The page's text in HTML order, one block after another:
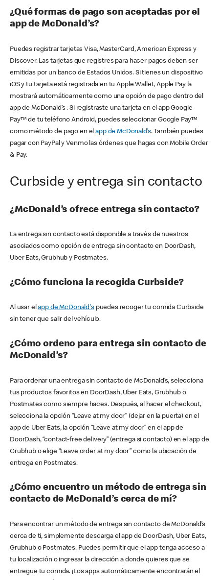
¿Qué formas de pago son aceptadas por el
app de McDonald’s?
Puedes registrar tarjetas Visa, MasterCard, American Express y
Discover. Las tarjetas que registres para hacer pagos deben ser
emitidas por un banco de Estados Unidos. Si tienes un dispositivo
iOS y tu tarjeta está registrada en tu Apple Wallet, Apple Pay la
mostrará automáticamente como una opción de pago dentro del
app de McDonald’s . Si registraste una tarjeta en el app Google
Pay™ de tu teléfono Android, puedes seleccionar Google Pay™
como método de pago en elapp de McDonald’s. También puedes
pagar con PayPal y Venmo las órdenes que hagas con Mobile Order
& Pay.
Curbside y entrega sin contacto
¿McDonald’s ofrece entrega sin contacto?
La entrega sin contacto está disponible a través de nuestros
asociados como opción de entrega sin contacto en DoorDash,
Uber Eats, Grubhub y Postmates.
¿Cómo funciona la recogida Curbside?
Al usar elapp de McDonald'spuedes recoger tu comida Curbside
sin tener que salir del vehículo.
¿Cómo ordeno para entrega sin contacto de
McDonald’s?
Para ordenar una entrega sin contacto de McDonald’s, selecciona
tus productos favoritos en DoorDash, Uber Eats, Grubhub o
Postmates como siempre haces. Después, al hacer el checkout,
selecciona la opción “Leave at my door” (dejar en la puerta) en el
app de Uber Eats, la opción “Leave at my door” en el app de
DoorDash, “contact-free delivery” (entrega si contacto) en el app de
Grubhub o elige “Leave order at my door” como la ubicación de
entrega en Postmates.
¿Cómo encuentro un método de entrega sin
contacto de McDonald’s cerca de mí?
Para encontrar un método de entrega sin contacto de McDonald’s
cerca de ti, simplemente descarga el app de DoorDash, Uber Eats,
Grubhub o Postmates. Puedes permitir que el app tenga acceso a
tu localización o ingresar la dirección a donde quieres que se
entregue tu comida. ¡Los apps automáticamente encontrarán el